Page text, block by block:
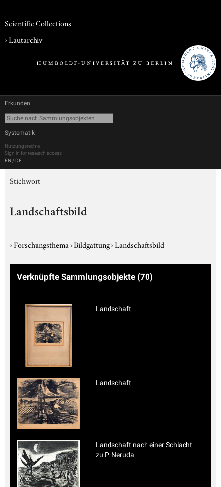
Scientific Collections
›Lautarchiv
Erkunden
Systematik
Nutzungsrechte
Sign in for research access
EN / DE
Stichwort
Landschaftsbild
›Forschungsthema›Bildgattung›Landschaftsbild
Verknüpfte Sammlungsobjekte (70)
Landschaft
Landschaft
Landschaft nach einer Schlacht
zu P. Neruda